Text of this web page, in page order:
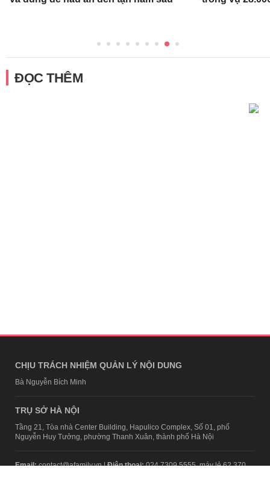
ĐỌC THÊM
CHỊU TRÁCH NHIỆM QUẢN LÝ NỘI DUNG
Bà Nguyễn Bích Minh
TRỤ SỞ HÀ NỘI
Tầng 21, Tòa nhà Center Building, Hapulico Complex, Số 01, phố
Nguyễn Huy Tưởng, phường Thanh Xuân, thành phố Hà Nội
Email:contact@afamily.vn |Điện thoại:024 7309 5555, máy lẻ 62.370